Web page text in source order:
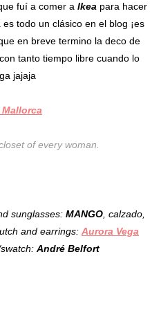
fuí a comer a Ikea para hacer
todo un clásico en el blog ¡es
en breve termino la deco de
tanto tiempo libre cuando lo
jajaja
Mallorca
of every woman.
sunglasses: MANGO, calzado,
and earrings: Aurora Vega
André Belfort